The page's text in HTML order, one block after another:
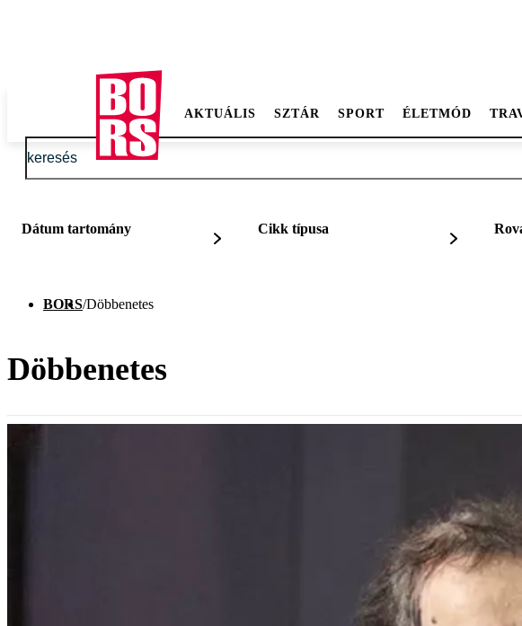
AKTUÁLIS SZTÁR SPORT ÉLETMÓD
Dátum tartomány Cikk típusa
BORS/Döbbenetes
Döbbenetes